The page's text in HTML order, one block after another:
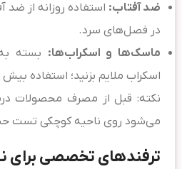
ضد آفتاب:
در فصل‌های سرد.
ماسک‌ها و اسکراب‌ها: بسته
اسکراب ملایم بزنید؛ استفاده
نکته: قبل از مصرف محصولات
می‌شود روی ناحیه کوچکی تست
ترفندهای تخصصی برای